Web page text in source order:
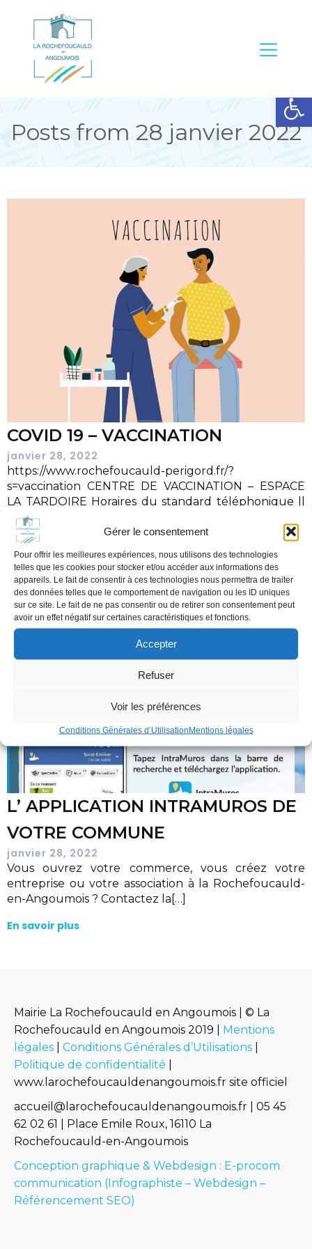
Ouvrir la barre d’outils
Gérer le consentement
Pour offrir les meilleures expériences, nous utilisons des technologies
telles que les cookies pour stocker et/ou accéder aux informations des
appareils. Le fait de consentir à ces technologies nous permettra de traiter
des données telles que le comportement de navigation ou les ID uniques
sur ce site. Le fait de ne pas consentir ou de retirer son consentement peut
avoir un effet négatif sur certaines caractéristiques et fonctions.
Accepter
Refuser
Voir les préférences
Conditions Générales d’UtilisationMentions légales
Posts from 28 janvier 2022
COVID 19 – VACCINATION
janvier 28, 2022
https://www.rochefoucauld-perigord.fr/?
s=vaccination CENTRE DE VACCINATION – ESPACE
LA TARDOIRE Horaires du standard téléphonique ||
05 45 63 00[…]
En savoir plus
L’ APPLICATION INTRAMUROS DE
VOTRE COMMUNE
janvier 28, 2022
Vous ouvrez votre commerce, vous créez votre
entreprise ou votre association à la Rochefoucauld-
en-Angoumois ? Contactez la[…]
En savoir plus
Mairie La Rochefoucauld en Angoumois | © La
Rochefoucauld en Angoumois 2019 | Mentions
légales
Conditions Générales d’Utilisations
Politique de confidentialité
www.larochefoucauldenangoumois.fr site officiel
accueil@larochefoucauldenangoumois.fr | 05 45
62 02 61 | Place Emile Roux, 16110 La
Rochefoucauld-en-Angoumois
Conception graphique & Webdesign : E-procom
communication (Infographiste – Webdesign –
Référencement SEO)